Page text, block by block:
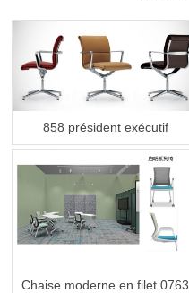
858 président exécutif
Chaise moderne en filet 0763